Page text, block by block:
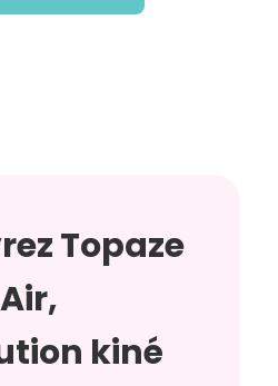
Topaze
Air,
kiné